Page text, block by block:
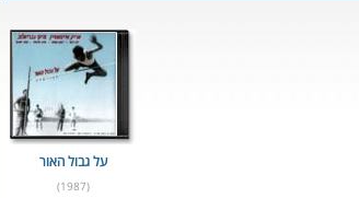
על גבול האור
(1987)